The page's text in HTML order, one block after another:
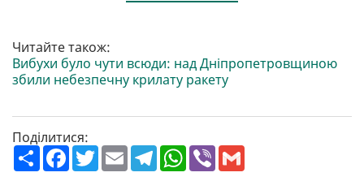
Читайте також:
Вибухи було чути всюди: над Дніпропетровщиною
збили небезпечну крилату ракету
Поділитися:
П
о
F
a
T
w
E
m
T
e
W
h
V